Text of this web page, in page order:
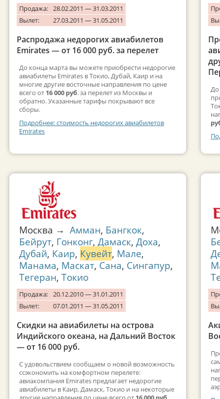
Продажа: 28.02.2011 — 31.03.2011
Вылет:
27.03.2011 — 31.05.2011
Распродажа недорогих авиабилетов
Emirates — от 16 000 руб. за перелет
До конца марта вы можете приобрести недорогие
авиабилеты Emirates в Токио, Дубай, Каир и на
многие другие восточные направления по цене
всего от 16 000 руб. за перелет из Москвы и
обратно. Указанные тарифы покрывают все
сборы.
Подробнее: стоимость недорогих авиабилетов
Emirates
Москва → Амман, Бангкок,
Бейрут, Гонконг, Дамаск, Доха,
Дубай, Каир, Кувейт, Мале,
Манама, Маскат, Сана, Сингапур,
Тегеран, Токио
Продажа: 20.12.2010 — 31.01.2011
Вылет:
07.01.2011 — 31.05.2011
Скидки на авиабилеты на острова
Индийского океана, на Дальний Восток
— от 16 000 руб.
С удовольствием сообщаем о новой возможность
ссэкономить на комфортном перелете:
авиакомпания Emirates предлагает недорогие
авиабилеты в Каир, Дамаск, Токио и на некоторые
До